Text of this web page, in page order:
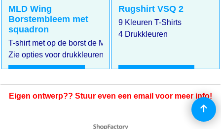
MLD Wing
Borstembleem met
squadron
T-shirt met op de borst de MLD Wing met eronder het
Zie opties voor drukkleuren en squadrons.
Rugshirt VSQ 2
9 Kleuren T-Shirts
4 Drukkleuren
Eigen ontwerp?? Stuur even een email voor meer info!
Webwinkel gemaakt met